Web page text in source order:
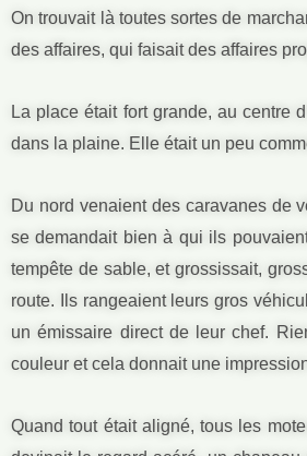
On trouvait là toutes sortes de
des affaires, qui faisait des affaires
La place était fort grande, au centre
dans la plaine. Elle était un peu
Du nord venaient des caravanes de
se demandait bien à qui ils
tempête de sable, et grossissait,
route. Ils rangeaient leurs gros
un émissaire direct de leur chef.
couleur et cela donnait une
Quand tout était aligné, tous les